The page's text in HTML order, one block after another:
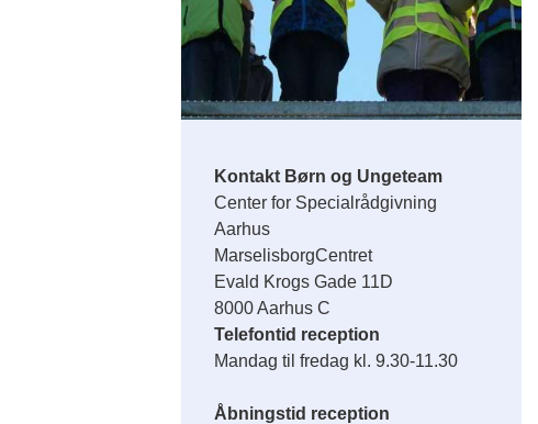
Kontakt Børn og Ungeteam
Center for Specialrådgivning
Aarhus
MarselisborgCentret
Evald Krogs Gade 11D
8000 Aarhus C
Telefontid reception
Mandag til fredag kl. 9.30-11.30
Åbningstid reception